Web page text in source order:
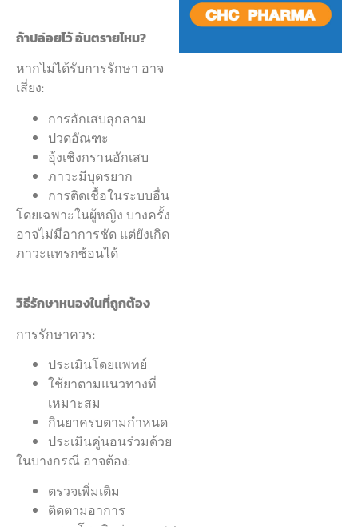
ถ้าปล่อยไว้ อันตรายไหม?
หากไม่ได้รับการรักษา อาจ
เสี่ยง:
การอักเสบลุกลาม
ปวดอัณฑะ
อุ้งเชิงกรานอักเสบ
ภาวะมีบุตรยาก
การติดเชื้อในระบบอื่น
โดยเฉพาะในผู้หญิง บางครั้ง
อาจไม่มีอาการชัด แต่ยังเกิด
ภาวะแทรกซ้อนได้
วิธีรักษาหนองในที่ถูกต้อง
การรักษาควร:
ประเมินโดยแพทย์
ใช้ยาตามแนวทางที่
เหมาะสม
กินยาครบตามกำหนด
ประเมินคู่นอนร่วมด้วย
ในบางกรณี อาจต้อง:
ตรวจเพิ่มเติม
ติดตามอาการ